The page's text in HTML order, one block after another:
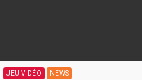
JEU VIDÉO NEWS